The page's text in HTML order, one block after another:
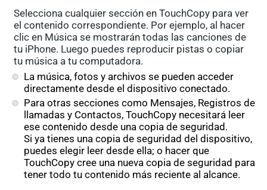
Selecciona cualquier sección en TouchCopy para ver
el contenido correspondiente. Por ejemplo, al hacer
clic en Música se mostrarán todas las canciones de
tu iPhone. Luego puedes reproducir pistas o copiar
tu música a tu computadora.
La música, fotos y archivos se pueden acceder
directamente desde el dispositivo conectado.
Para otras secciones como Mensajes, Registros de
llamadas y Contactos, TouchCopy necesitará leer
ese contenido desde una copia de seguridad.
Si ya tienes una copia de seguridad del dispositivo,
puedes elegir leer desde ella; o hacer que
TouchCopy cree una nueva copia de seguridad para
tener todo tu contenido más reciente al alcance.